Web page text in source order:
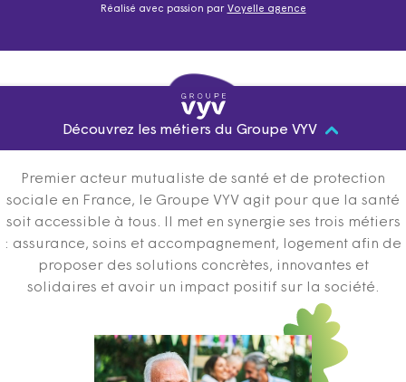
Réalisé avec passion par Voyelle agence
Découvrez les métiers du Groupe VYV
Premier acteur mutualiste de santé et de protection
sociale en France, le Groupe VYV agit pour que la santé
soit accessible à tous. Il met en synergie ses trois métiers
: assurance, soins et accompagnement, logement afin de
proposer des solutions concrètes, innovantes et
solidaires et avoir un impact positif sur la société.